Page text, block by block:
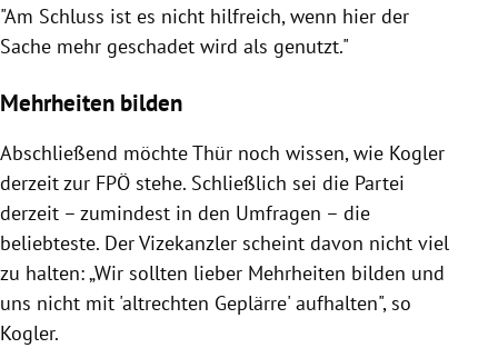
"Am Schluss ist es nicht hilfreich, wenn hier der
Sache mehr geschadet wird als genutzt."
Mehrheiten bilden
Abschließend möchte Thür noch wissen, wie Kogler
derzeit zur FPÖ stehe. Schließlich sei die Partei
derzeit – zumindest in den Umfragen – die
beliebteste. Der Vizekanzler scheint davon nicht viel
zu halten: „Wir sollten lieber Mehrheiten bilden und
uns nicht mit 'altrechten Geplärre' aufhalten", so
Kogler.